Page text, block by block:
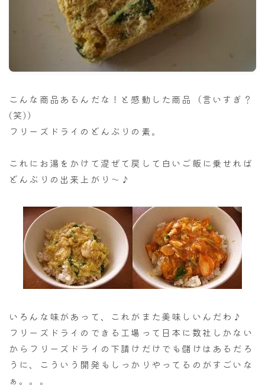
ナナちゃん人形
こんな商品あるんだな！と感動した商品（言いすぎ？
(笑)）
フリーズドライのどんぶりの素。
これにお湯をかけて混ぜて戻して白いご飯に乗せれば
どんぶりの出来上がり～♪
いろんな味があって、これがまた美味しいんだわ♪
フリーズドライのできる工場って日本に数社しかない
からフリーズドライの下請けだけでも儲けはあるだろ
うに、こういう開発もしっかりやってるのがすごいな
ぁ。。。